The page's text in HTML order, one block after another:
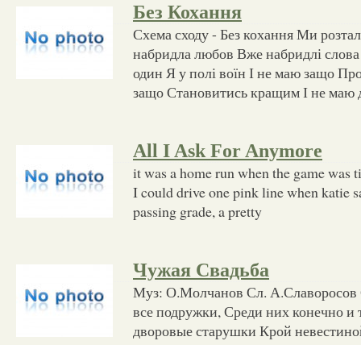
Без Кохання
Схема сходу - Без кохання Ми
набридла любов Вже набридлі слова
один Я у полі воїн І не маю защо
защо Становитись кращим І не маю
All I Ask For Anymore
it was a home run when the game was
I could drive one pink line when katie
passing grade, a pretty
Чужая Свадьба
Муз: О.Молчанов Сл. А.Славоросов
все подружки, Среди них конечно
дворовые старушки Крой